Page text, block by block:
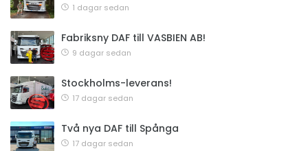
1 dagar sedan
Fabriksny DAF till VASBIEN AB!
9 dagar sedan
Stockholms-leverans!
17 dagar sedan
Två nya DAF till Spånga
17 dagar sedan